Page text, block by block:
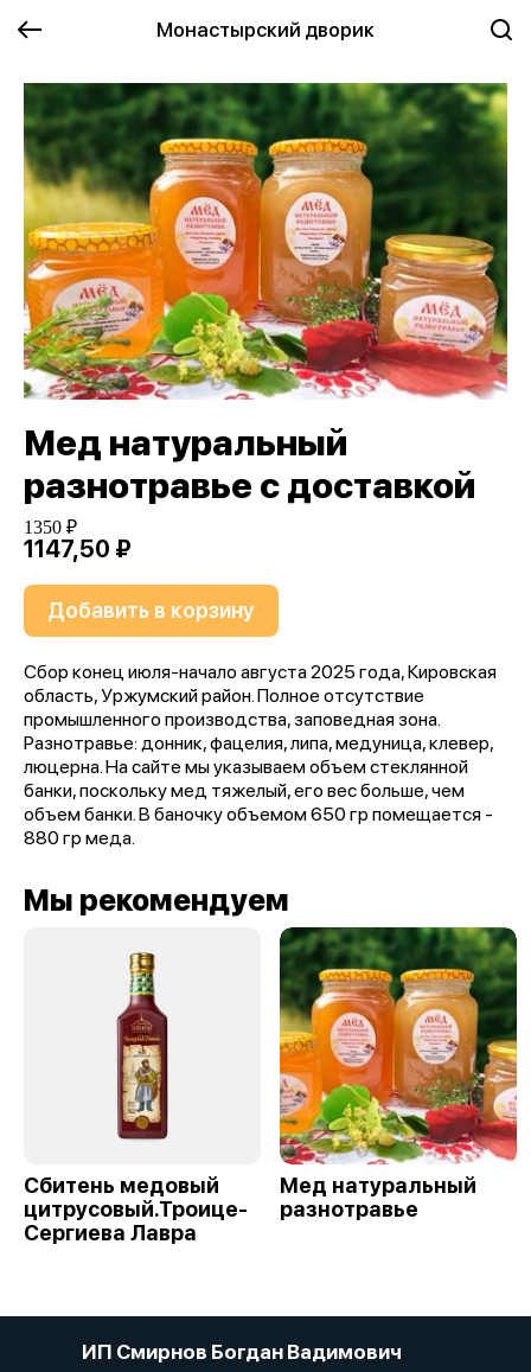
Монастырский дворик
Мед натуральный
разнотравье с доставкой
1350 ₽
1147,50 ₽
Добавить в корзину
Сбор конец июля-начало августа 2025 года, Кировская
область, Уржумский район. Полное отсутствие
промышленного производства, заповедная зона.
Разнотравье: донник, фацелия, липа, медуница, клевер,
люцерна. На сайте мы указываем объем стеклянной
банки, поскольку мед тяжелый, его вес больше, чем
объем банки. В баночку объемом 650 гр помещается -
880 гр меда.
Мы рекомендуем
Сбитень медовый
цитрусовый.Троице-
Сергиева Лавра
Мед натуральный
разнотравье
ИП Смирнов Богдан Вадимович